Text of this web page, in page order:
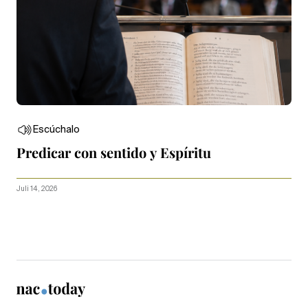
Escúchalo
Predicar con sentido y Espíritu
Juli 14, 2026